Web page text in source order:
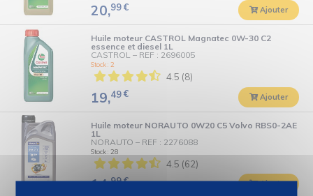
20,99€ Ajouter
Huile moteur CASTROL Magnatec 0W-30 C2
essence et diesel 1L
CASTROL – REF : 2696005
Stock : 2
4.5 (8)
19,49€ Ajouter
Huile moteur NORAUTO 0W20 C5 Volvo RBS0-2AE
1L
NORAUTO – REF : 2276088
Stock : 28
4.5 (62)
14,99€ Ajouter